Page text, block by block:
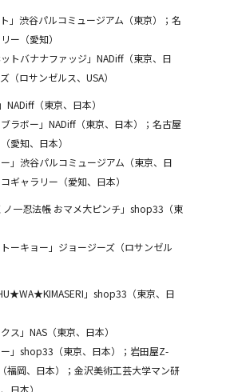
ト」渋谷パルコミュージアム（東京）；名
ー（愛知）
トバナナファッジ」NADiff（東京、日
（ロサンゼルス、USA）
NADiff（東京、日本）
ブラボー」NADiff（東京、日本）；名古屋
愛知、日本）
ー」渋谷パルコミュージアム（東京、日
ギャラリー（愛知、日本）
ノ一忍法帳 おマメ大ピンチ」shop33（東
トーキョー」ジョージーズ（ロサンゼル
」shop33（東京、日
ス」NAS（東京、日本）
ー」shop33（東京、日本）；岩田屋Z-
福岡、日本）；金沢美術工芸大学マン研
日本）